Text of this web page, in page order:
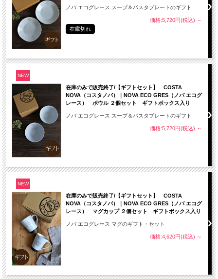
ノバ エコグレース スープ＆パスタプレートのギフト
価格:5,720円(税込) ～
在庫切れ
NEW
在庫のみで販売終了/【ギフトセット】 COSTA
NOVA（コスタノバ）｜NOVA ECO GRES（ノバ エコグ
レース） ボウル ２個セット ギフトボックス入り
ノバ エコグレース スープ＆パスタプレートのギフト
価格:5,720円(税込) ～
NEW
在庫のみで販売終了/【ギフトセット】 COSTA
NOVA（コスタノバ）｜NOVA ECO GRES（ノバ エコグ
レース） マグカップ ２個セット ギフトボックス入り
ノバ エコグレース マグのギフト・セット
価格:4,620円(税込) ～